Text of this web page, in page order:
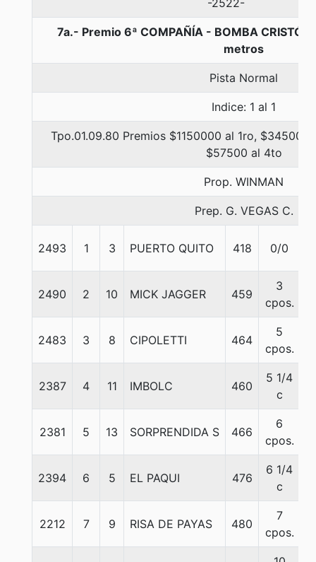
-2522-
7a.- Premio 6ª COMPAÑÍA - BOMBA
metros
Pista Normal
Indice: 1 al 1
Tpo.01.09.80 Premios $1150000 al 1ro,
$57500 al 4to
Prop. WINMAN
Prep. G. VEGAS C.
2493 1 3 PUERTO QUITO 418 0/0
2490 2 10 MICK JAGGER 459
3
cpos.
2483 3 8 CIPOLETTI 464
5
cpos.
2387 4 11 IMBOLC 460
5 1/4
c
2381 5 13 SORPRENDIDA S 466
6
cpos.
2394 6 5 EL PAQUI 476
6 1/4
c
2212 7 9 RISA DE PAYAS 480
7
cpos.